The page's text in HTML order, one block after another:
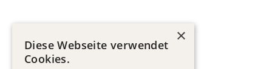
×
Diese Webseite verwendet
Cookies.